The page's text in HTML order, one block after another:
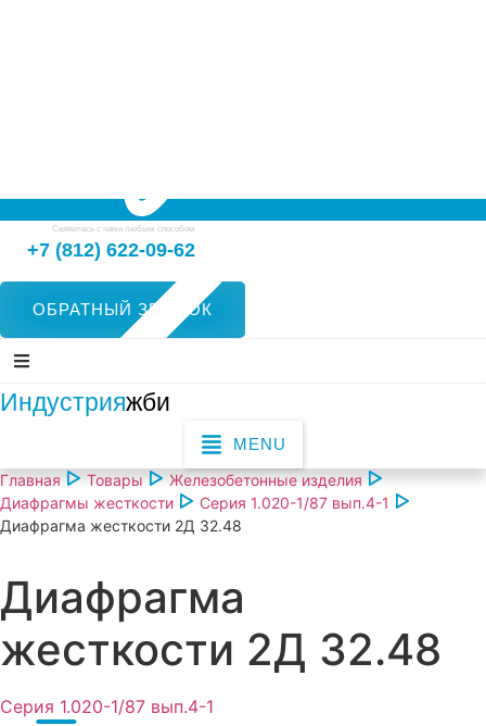
Свяжитесь с нами любым способом
+7 (812) 622-09-62
ОБРАТНЫЙ ЗВОНОК
Индустрияжби
MENU
Главная
Товары
Железобетонные изделия
Диафрагмы жесткости
Серия 1.020-1/87 вып.4-1
Диафрагма жесткости 2Д 32.48
Диафрагма
жесткости 2Д 32.48
Серия 1.020-1/87 вып.4-1